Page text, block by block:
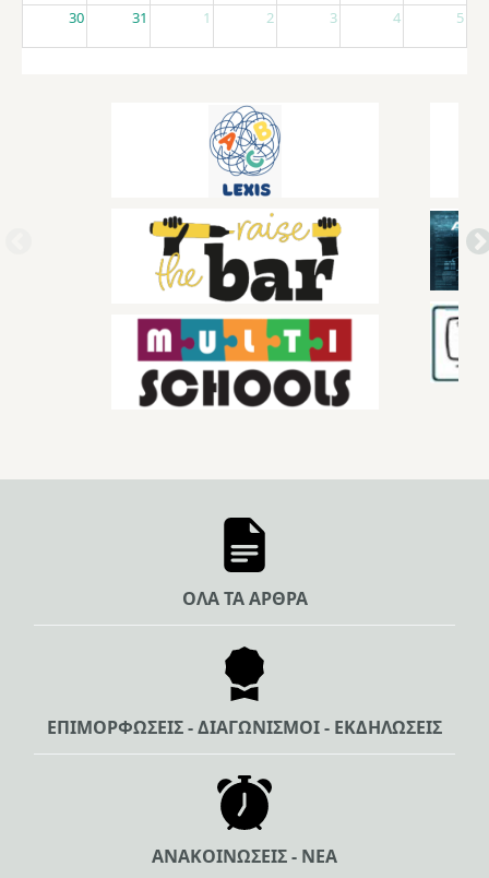
30 31 1 2 3 4 5
ΟΛΑ ΤΑ ΑΡΘΡΑ
ΕΠΙΜΟΡΦΩΣΕΙΣ - ΔΙΑΓΩΝΙΣΜΟΙ - ΕΚΔΗΛΩΣΕΙΣ
ΑΝΑΚΟΙΝΩΣΕΙΣ - ΝΕΑ